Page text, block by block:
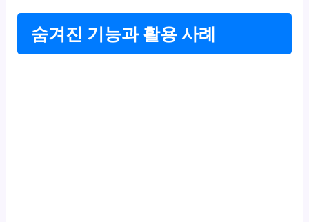
숨겨진 기능과 활용 사례